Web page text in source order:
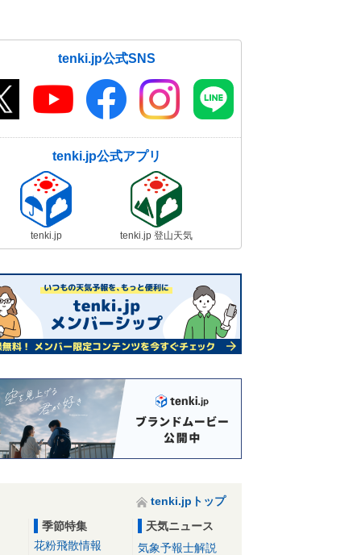
tenki.jp公式SNS
tenki.jp公式アプリ
tenki.jp tenki.jp 登山天気
tenki.jpトップ
季節特集
花粉飛散情報
天気ニュース
気象予報士解説